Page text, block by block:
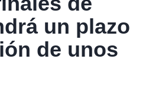
un plazo
de unos